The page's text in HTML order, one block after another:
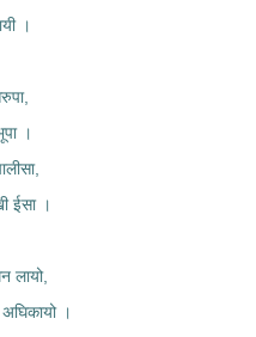
।
।
ईसा ।
लायो,
।